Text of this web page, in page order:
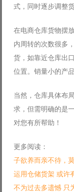
式，同时逐步调整
在电商仓库货物摆
内周转的次数很多
货，如靠近仓库出
位置。销量小的产
当然，仓库具体布
求，但需明确的是
对您有所帮助！
更多阅读：
子欲养而亲不待，
运用仓储货架 或许
不为过去多遗憾 只